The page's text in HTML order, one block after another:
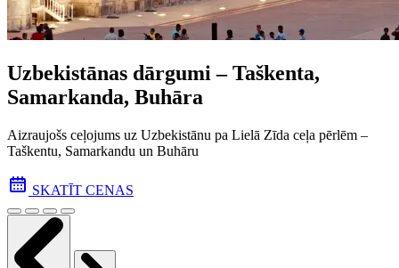
Uzbekistānas dārgumi – Taškenta,
Samarkanda, Buhāra
Aizraujošs ceļojums uz Uzbekistānu pa Lielā Zīda ceļa pēr­lēm –
Taškentu, Samarkandu un Buhāru
SKATĪT CENAS